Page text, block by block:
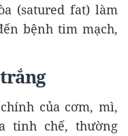
(satured fat) làm
bệnh tim mạch,
của cơm, mì,
tinh chế, thường